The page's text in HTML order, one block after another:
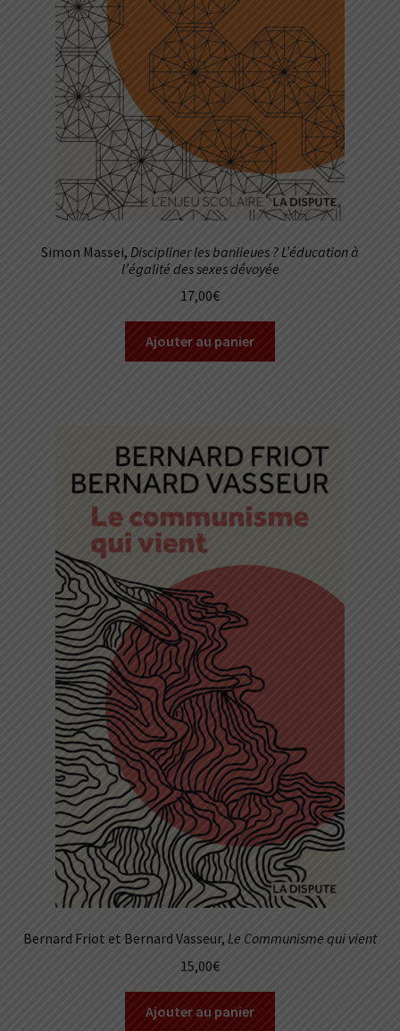
Simon Massei, Discipliner les banlieues ? L’éducation à
l’égalité des sexes dévoyée
17,00€
Ajouter au panier
Bernard Friot et Bernard Vasseur, Le Communisme qui vient
15,00€
Ajouter au panier